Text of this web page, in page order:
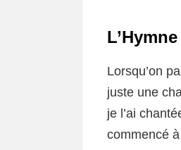
Lorsqu’on
juste une
je l’ai
commencé